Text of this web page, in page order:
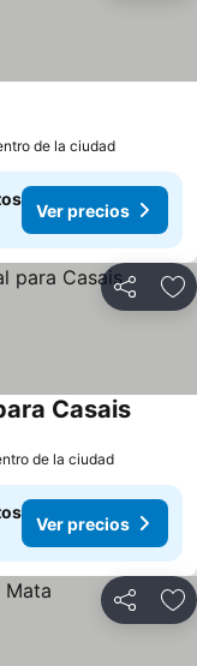
de la ciudad
Ver precios
Compartir
Casais
de la ciudad
Ver precios
Compartir